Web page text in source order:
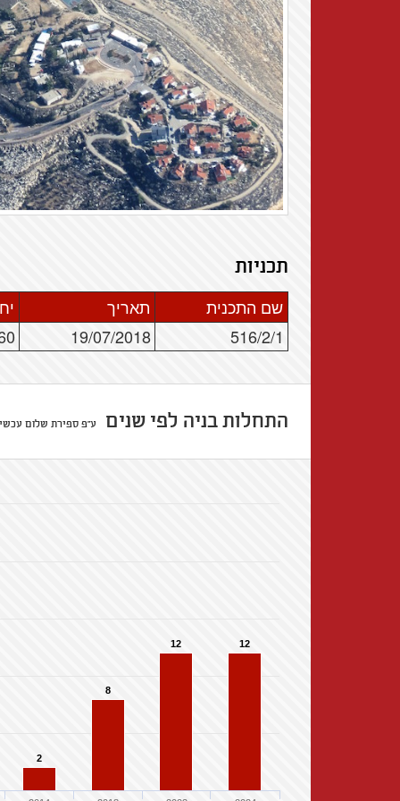
תכניות
שם התכנית
תאריך
516/2/1
19/07/2018
התחלות בניה לפי שנים ע"פ ספירת שלום
2
8
12 12